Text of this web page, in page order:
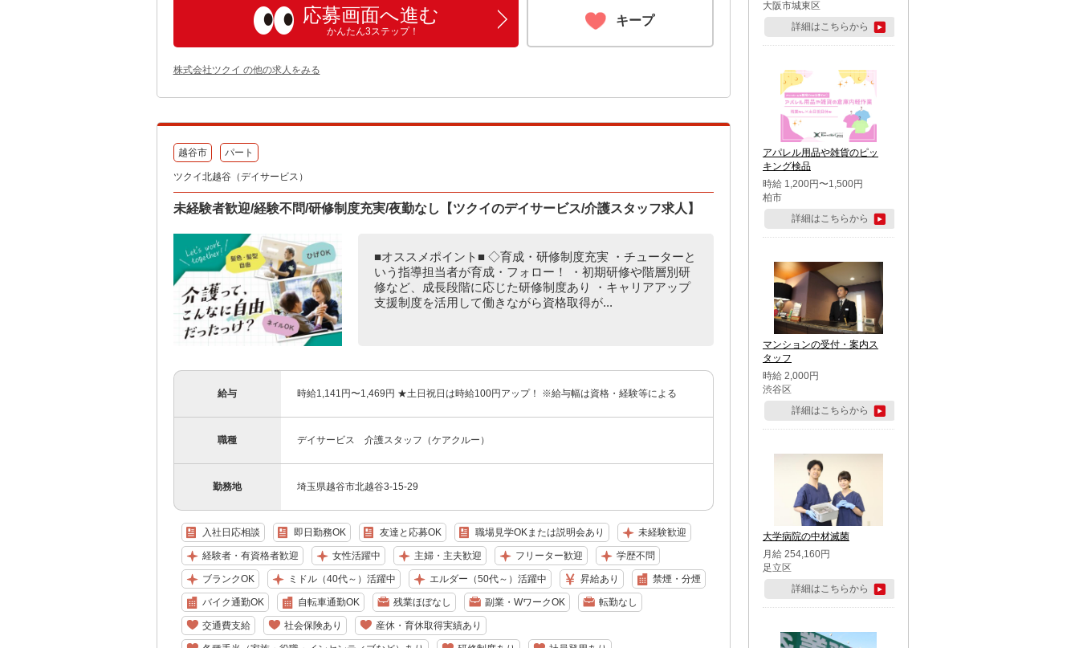
応募画面へ進む
かんたん3ステップ！
キープ
株式会社ツクイ の他の求人をみる
越谷市 パート
ツクイ北越谷（デイサービス）
未経験者歓迎/経験不問/研修制度充実/夜勤なし【ツクイのデイサービス/介護スタッフ求人】
■オススメポイント■ ◇育成・研修制度充実 ・チューターと
いう指導担当者が育成・フォロー！ ・初期研修や階層別研
修など、成長段階に応じた研修制度あり ・キャリアアップ
支援制度を活用して働きながら資格取得が...
給与 時給1,141円〜1,469円 ★土日祝日は時給100円アップ！ ※給与幅は資格・経験等による
職種 デイサービス 介護スタッフ（ケアクルー）
勤務地 埼玉県越谷市北越谷3-15-29
入社日応相談 即日勤務OK 友達と応募OK 職場見学OKまたは説明会あり 未経験歓迎
経験者・有資格者歓迎 女性活躍中 主婦・主夫歓迎 フリーター歓迎 学歴不問
ブランクOK ミドル（40代～）活躍中 エルダー（50代～）活躍中 昇給あり 禁煙・分煙
バイク通勤OK 自転車通勤OK 残業ほぼなし 副業・WワークOK 転勤なし
交通費支給 社会保険あり 産休・育休取得実績あり
大阪市城東区
詳細はこちらから
アパレル用品や雑貨のピッ
キング検品
時給 1,200円〜1,500円
柏市
詳細はこちらから
マンションの受付・案内ス
タッフ
時給 2,000円
渋谷区
詳細はこちらから
大学病院の中材滅菌
月給 254,160円
足立区
詳細はこちらから